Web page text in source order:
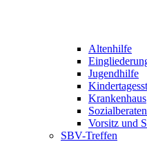
Altenhilfe
Jugendhilfe
Krankenhaus
Vorsitz und
SBV-Treffen